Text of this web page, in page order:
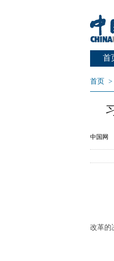
首
首页
中国网
改革的